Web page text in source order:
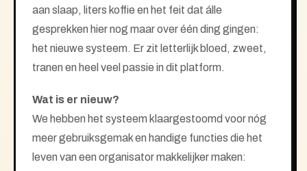
aan slaap, liters koffie en het feit dat álle
gesprekken hier nog maar over één ding gingen:
het nieuwe systeem. Er zit letterlijk bloed, zweet,
tranen en heel veel passie in dit platform.
Wat is er nieuw?
We hebben het systeem klaargestoomd voor nóg
meer gebruiksgemak en handige functies die het
leven van een organisator makkelijker maken: